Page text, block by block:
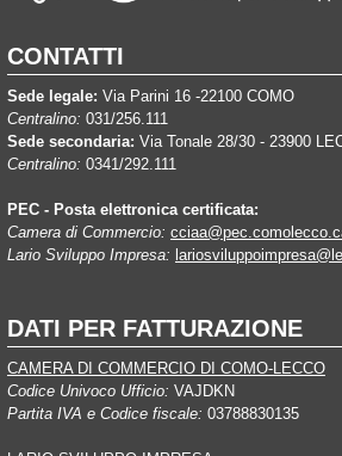
CONTATTI
Sede legale: Via Parini 16 -22100 COMO
Centralino: 031/256.111
Sede secondaria: Via Tonale 28/30 - 23900
Centralino: 0341/292.111
PEC - Posta elettronica certificata:
Camera di Commercio:
Lario Sviluppo Impresa:
DATI PER FATTURAZIONE
CAMERA DI COMMERCIO DI COMO-LECCO
Codice Univoco Ufficio: VAJDKN
Partita IVA e Codice fiscale: 03788830135